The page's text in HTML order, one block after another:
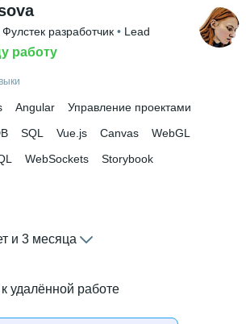
Фулстек разработчик • Lead
работу
Angular
Управление проектами
SQL Vue.js Canvas
WebGL
WebSockets
Storybook
и 3 месяца
к удалённой работе